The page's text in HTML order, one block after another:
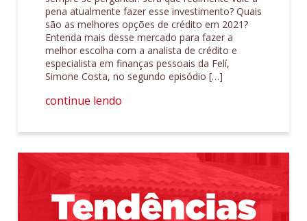
pena atualmente fazer esse investimento? Quais
são as melhores opções de crédito em 2021?
Entenda mais desse mercado para fazer a
melhor escolha com a analista de crédito e
especialista em finanças pessoais da Felí,
Simone Costa, no segundo episódio […]
continue lendo